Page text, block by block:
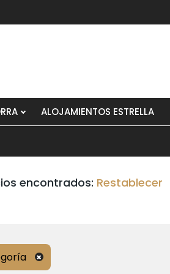
ALOJAMIENTOS ESTRELLA
encontrados: Restablecer